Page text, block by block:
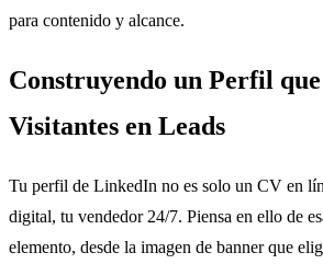
para contenido y alcance.
Construyendo un Perfil
Visitantes en Leads
Tu perfil de LinkedIn no es solo un CV en
digital, tu vendedor 24/7. Piensa en ello de
elemento, desde la imagen de banner que